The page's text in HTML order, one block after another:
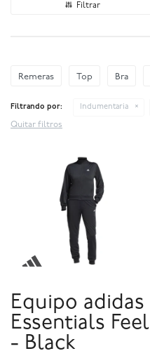
Remeras Top Bra
Filtrando por: Indumentaria
Quitar filtros
Equipo adidas
Essentials Feel
- Black